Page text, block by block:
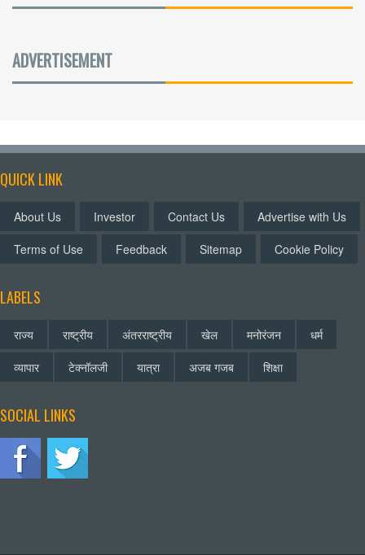
ADVERTISEMENT
QUICK LINK
About Us Investor Contact Us
Advertise with Us
Terms of Use
Feedback Sitemap Cookie Policy
LABELS
राज्य राष्ट्रीय अंतरराष्ट्रीय खेल मनोरंजन
धर्म
व्यापार
टेक्नॉलजी यात्रा अजब गजब शिक्षा
SOCIAL LINKS